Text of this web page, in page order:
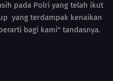
pada Polri yang telah ikut
yang terdampak kenaikan
bagi kami" tandasnya.